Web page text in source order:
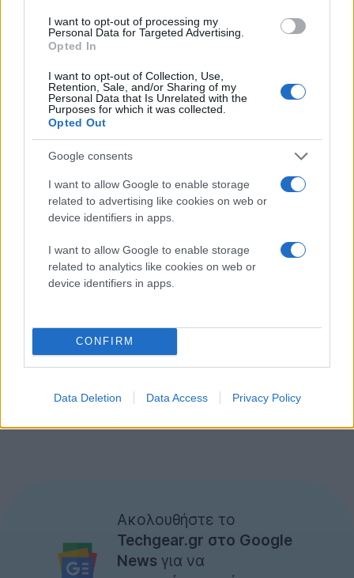
I want to opt-out of processing my
Personal Data for Targeted Advertising.
Opted In
I want to opt-out of Collection, Use,
Retention, Sale, and/or Sharing of my
Personal Data that Is Unrelated with the
Purposes for which it was collected.
Opted Out
Google consents
I want to allow Google to enable storage
related to advertising like cookies on web or
device identifiers in apps.
I want to allow Google to enable storage
related to analytics like cookies on web or
device identifiers in apps.
CONFIRM
Data Deletion Data Access Privacy Policy
"Ένας ανοιχτός και ελεύθερος κόσμος
βασίζεται σε ένα ανοιχτό και ελεύθερο
με κλειστές τις πόρτες δεν μπορούν να
καθορίζουν το μέλλον του. Οι
δισεκατομμύρια άνθρωποι σε όλο τον
κόσμο θα πρέπει να έχουν επίσης φωνή."
Google μπορείτε να το κάνετε απόεδώ
Ακολουθήστε το
Techgear.gr στο Google
News για να